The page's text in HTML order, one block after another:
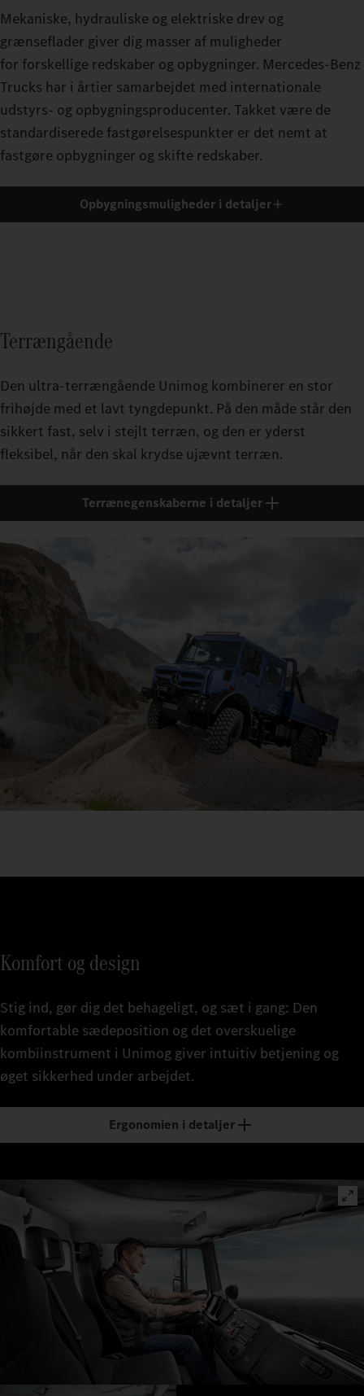
Mekaniske, hydrauliske og elektriske drev og
grænseflader giver dig masser af muligheder
for forskellige redskaber og opbygninger. Mercedes‑Benz
Trucks har i årtier samarbejdet med internationale
udstyrs- og opbygningsproducenter. Takket være de
standardiserede fastgørelsespunkter er det nemt at
fastgøre opbygninger og skifte redskaber.
Opbygningsmuligheder i detaljer
Terrængående
Den ultra-terrængående Unimog kombinerer en stor
frihøjde med et lavt tyngdepunkt. På den måde står den
sikkert fast, selv i stejlt terræn, og den er yderst
fleksibel, når den skal krydse ujævnt terræn.
Terrænegenskaberne i detaljer
Komfort og design
Stig ind, gør dig det behageligt, og sæt i gang: Den
komfortable sædeposition og det overskuelige
kombiinstrument i Unimog giver intuitiv betjening og
øget sikkerhed under arbejdet.
Ergonomien i detaljer